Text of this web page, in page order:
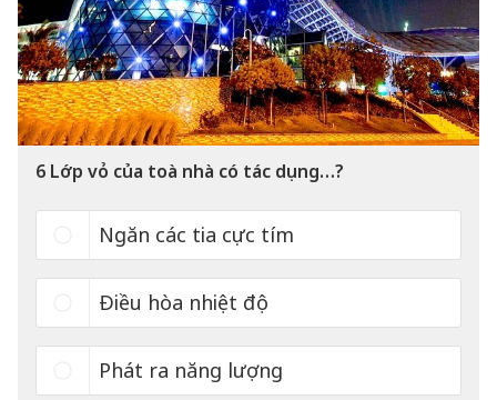
6 Lớp vỏ của toà nhà có tác dụng…?
Ngăn các tia cực tím
Điều hòa nhiệt độ
Phát ra năng lượng